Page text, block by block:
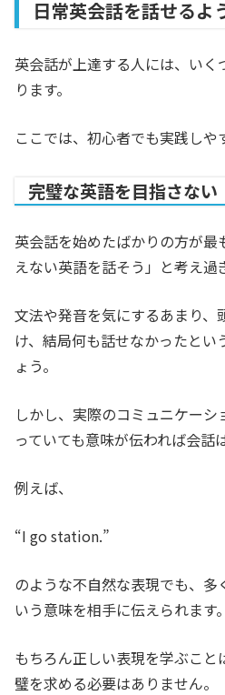
日常英会話を話せるよ
英会話が上達する人には、いく
ります。
ここでは、初心者でも実践しや
完璧な英語を目指さない
英会話を始めたばかりの方が
えない英語を話そう」と考え過
文法や発音を気にするあまり
け、結局何も話せなかったとい
ょう。
しかし、実際のコミュニケー
っていても意味が伝われば会話
例えば、
“I go station.”
のような不自然な表現でも、多
いう意味を相手に伝えられます。
もちろん正しい表現を学ぶこ
璧を求める必要はありません。